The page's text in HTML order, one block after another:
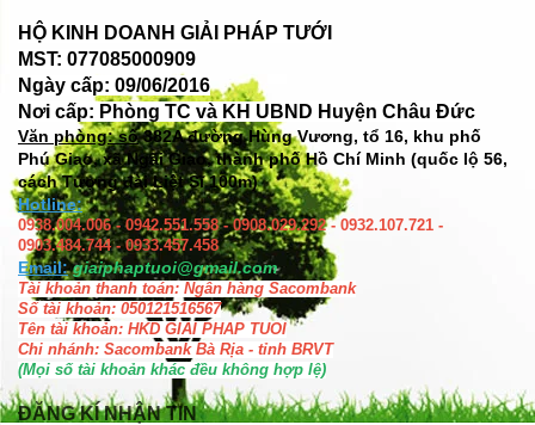
HỘ KINH DOANH GIẢI PHÁP TƯỚI
MST: 077085000909
Ngày cấp: 09/06/2016
Nơi cấp: Phòng TC và KH UBND Huyện Châu Đức
Văn phòng: số382A đường Hùng Vương, tổ 16, khu phố
Phú Giao, xã Ngãi Giao, thành phố Hồ Chí Minh (quốc lộ 56,
cách Tượng đài Liệt Sĩ 100m)
Hotline:
0938.004.006 - 0942.551.558 - 0908.029.292 - 0932.107.721 -
0903.484.744 - 0933.457.458
Email: giaiphaptuoi@gmail.com
Tài khoản thanh toán: Ngân hàng Sacombank
Số tài khoản: 050121516567
Tên tài khoản: HKD GIAI PHAP TUOI
Chi nhánh: Sacombank Bà Rịa - tỉnh BRVT
(Mọi số tài khoản khác đều không hợp lệ)
ĐĂNG KÍ NHẬN TIN